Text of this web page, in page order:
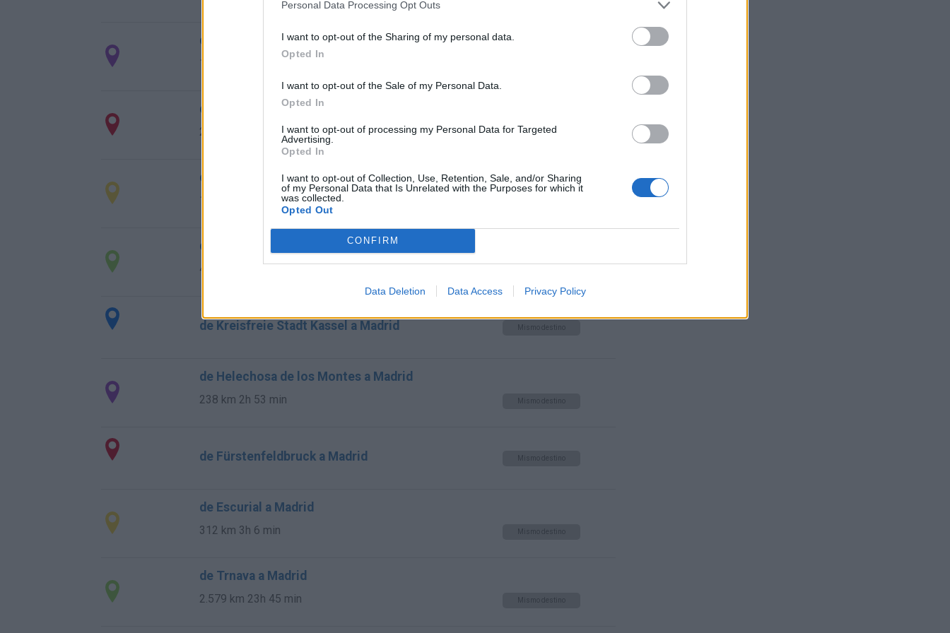
Personal Data Processing Opt Outs
I want to opt-out of the Sharing of my personal data.
Opted In
I want to opt-out of the Sale of my Personal Data.
Opted In
I want to opt-out of processing my Personal Data for Targeted
Advertising.
Opted In
I want to opt-out of Collection, Use, Retention, Sale, and/or Sharing
of my Personal Data that Is Unrelated with the Purposes for which it
was collected.
Opted Out
CONFIRM
Data Deletion Data Access Privacy Policy
de Groningen. Municipality a Madrid
1.917 km 17h 30 min
de Villanueva de San Carlos a Madrid
233 km 2h 27 min Mismo destino
de Puplinge a Madrid
1.385 km 12h 17 min
de Benamaurel a Madrid
495 km 4h 43 min
de Kreisfreie Stadt Kassel a Madrid Mismo destino
de Helechosa de los Montes a Madrid
238 km 2h 53 min Mismo destino
de Fürstenfeldbruck a Madrid Mismo destino
de Escurial a Madrid
312 km 3h 6 min Mismo destino
de Trnava a Madrid
2.579 km 23h 45 min Mismo destino